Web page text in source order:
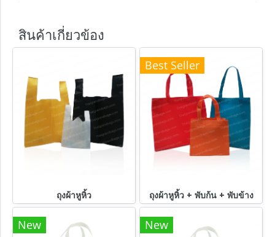
สินค้าเกี่ยวข้อง
ถุงผ้าหูหิ้ว
Best Seller
ถุงผ้าหูหิ้ว + พับก้น + พับข้าง
New New